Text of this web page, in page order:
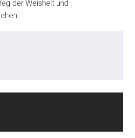
der Weisheit und